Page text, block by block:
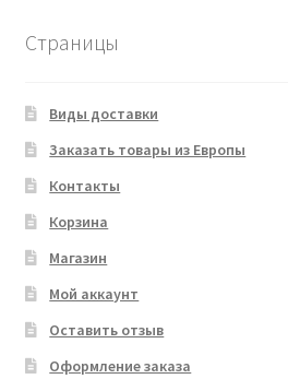
Страницы
Виды доставки
Заказать товары из Европы
Контакты
Корзина
Магазин
Мой аккаунт
Оставить отзыв
Оформление заказа